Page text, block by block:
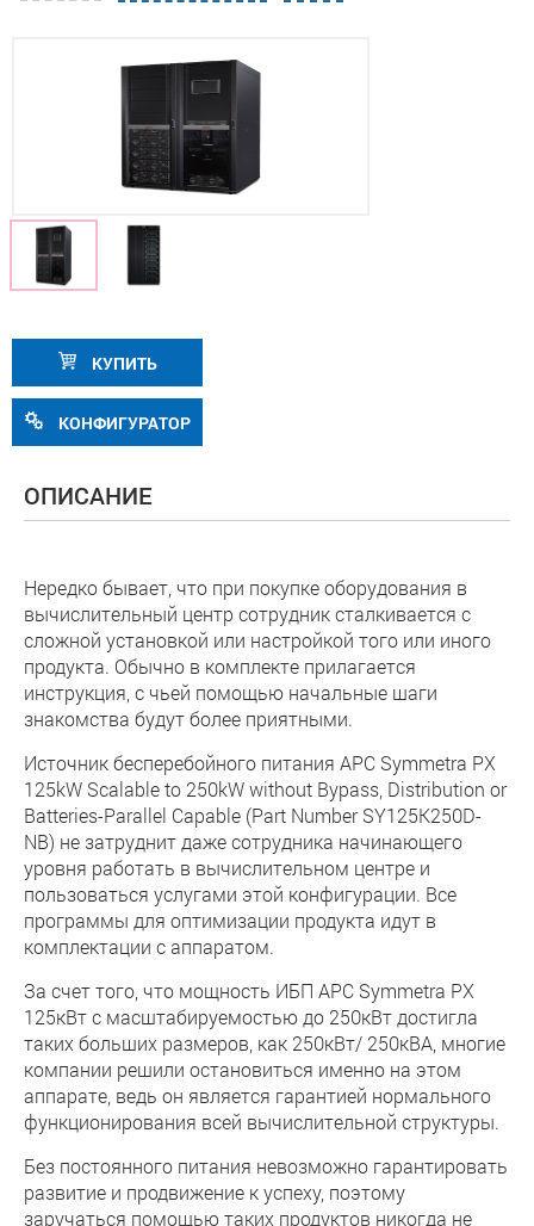
КУПИТЬ
КОНФИГУРАТОР
ОПИСАНИЕ
Нередко бывает, что при покупке оборудования в
вычислительный центр сотрудник сталкивается с
сложной установкой или настройкой того или иного
продукта. Обычно в комплекте прилагается
инструкция, с чьей помощью начальные шаги
знакомства будут более приятными.
Источник бесперебойного питания APC Symmetra PX
125kW Scalable to 250kW without Bypass, Distribution or
Batteries-Parallel Capable (Part Number SY125K250D-
NB) не затруднит даже сотрудника начинающего
уровня работать в вычислительном центре и
пользоваться услугами этой конфигурации. Все
программы для оптимизации продукта идут в
комплектации с аппаратом.
За счет того, что мощность ИБП APC Symmetra PX
125кВт с масштабируемостью до 250кВт достигла
таких больших размеров, как 250кВт/ 250кВА, многие
компании решили остановиться именно на этом
аппарате, ведь он является гарантией нормального
функционирования всей вычислительной структуры.
Без постоянного питания невозможно гарантировать
развитие и продвижение к успеху, поэтому
заручаться помощью таких продуктов никогда не